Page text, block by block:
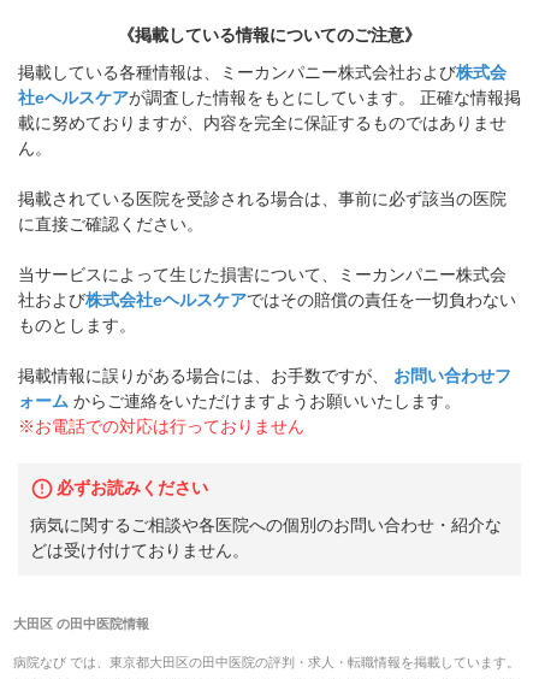
《掲載している情報についてのご注意》
掲載している各種情報は、ミーカンパニー株式会社および株式会
社eヘルスケアが調査した情報をもとにしています。 正確な情報掲
載に努めておりますが、内容を完全に保証するものではありませ
ん。
掲載されている医院を受診される場合は、事前に必ず該当の医院
に直接ご確認ください。
当サービスによって生じた損害について、ミーカンパニー株式会
社および株式会社eヘルスケアではその賠償の責任を一切負わない
ものとします。
掲載情報に誤りがある場合には、お手数ですが、
お問い合わせフ
ォーム からご連絡をいただけますようお願いいたします。
※お電話での対応は行っておりません
必ずお読みください
病気に関するご相談や各医院への個別のお問い合わせ・紹介な
どは受け付けておりません。
大田区 の田中医院情報
病院なび では、 東京都大田区の田中医院の評判・求人・転職情報を掲載しています。